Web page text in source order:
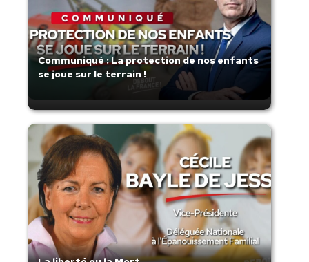
Communiqué : La protection de nos enfants
se joue sur le terrain !